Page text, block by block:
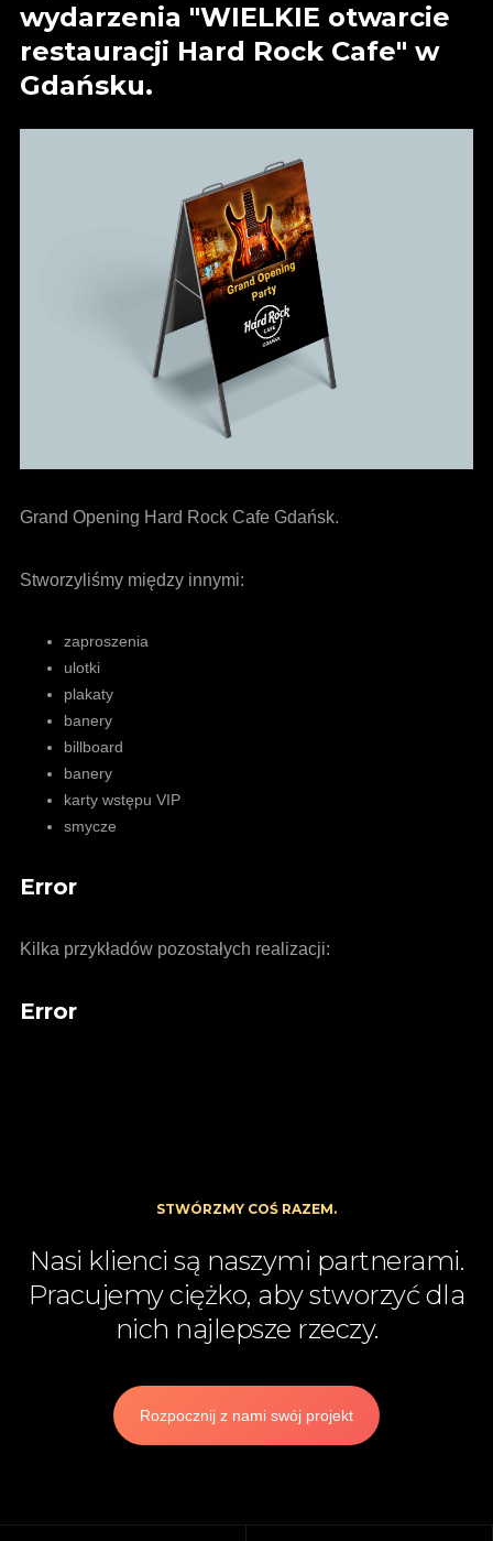
wydarzenia "WIELKIE otwarcie
restauracji Hard Rock Cafe" w
Gdańsku.
Grand Opening Hard Rock Cafe Gdańsk.
Stworzyliśmy między innymi:
zaproszenia
ulotki
plakaty
banery
billboard
banery
karty wstępu VIP
smycze
Error
Kilka przykładów pozostałych realizacji:
Error
STWÓRZMY COŚ RAZEM.
Nasi klienci są naszymi partnerami.
Pracujemy ciężko, aby stworzyć dla
nich najlepsze rzeczy.
Rozpocznij z nami swój projekt